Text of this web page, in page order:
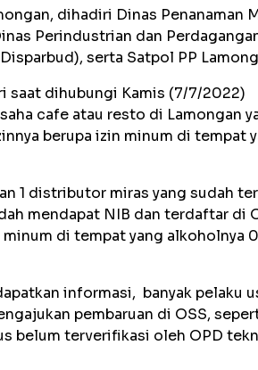
dihadiri Dinas Penanaman
Perindustrian dan
serta Satpol PP
saat dihubungi Kamis (7/7/2022)
cafe atau resto di Lamongan
berupa izin minum di tempat
1 distributor miras yang sudah
mendapat NIB dan terdaftar di
di tempat yang alkoholnya 0
informasi, banyak pelaku
pembaruan di OSS,
belum terverifikasi oleh OPD